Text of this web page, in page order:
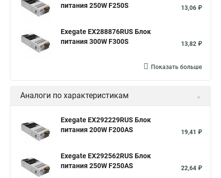
питания 250W F250S
13,06 ₽
Exegate EX288876RUS Блок
питания 300W F300S
13,82 ₽
Показать больше
Аналоги по характеристикам
Exegate EX292229RUS Блок
питания 200W F200AS
19,41 ₽
Exegate EX292562RUS Блок
питания 250W F250AS
22,64 ₽